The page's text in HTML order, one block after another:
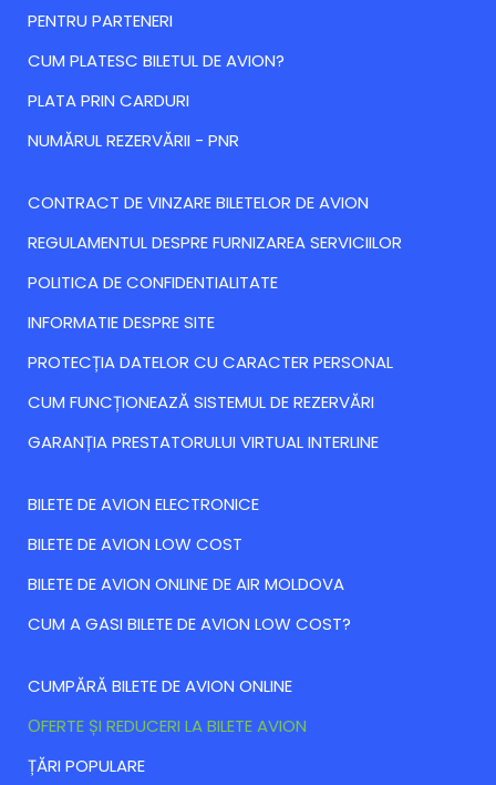
PENTRU PARTENERI
CUM PLATESC BILETUL DE AVION?
PLATA PRIN CARDURI
NUMĂRUL REZERVĂRII - PNR
CONTRACT DE VINZARE BILETELOR DE AVION
REGULAMENTUL DESPRE FURNIZAREA SERVICIILOR
POLITICA DE CONFIDENTIALITATE
INFORMATIE DESPRE SITE
PROTECȚIA DATELOR CU CARACTER PERSONAL
CUM FUNCȚIONEAZĂ SISTEMUL DE REZERVĂRI
GARANȚIA PRESTATORULUI VIRTUAL INTERLINE
BILETE DE AVION ELECTRONICE
BILETE DE AVION LOW COST
BILETE DE AVION ONLINE DE AIR MOLDOVA
CUM A GASI BILETE DE AVION LOW COST?
CUMPĂRĂ BILETE DE AVION ONLINE
ОFERTE ȘI REDUCERI LA BILETE AVION
ȚĂRI POPULARE